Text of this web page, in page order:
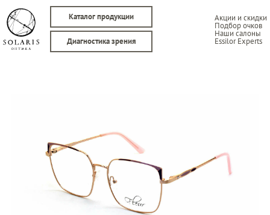
Каталог продукции Акции и скидки
Подбор очков
Наши салоны
Essilor Experts
Диагностика зрения